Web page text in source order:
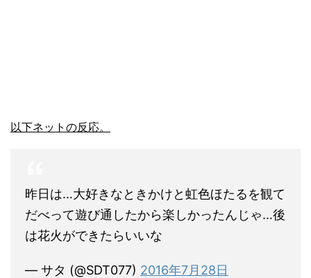
以下ネットの反応。
昨日は…大好きなときかけと虹色ほたるを観て
だべって遊び通したから楽しかったんじゃ…後
は花火ができたらいいな
— サタ (@SDT077) 2016年7月28日